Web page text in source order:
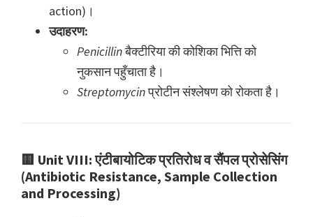
action)।
उदाहरण:
Penicillinबैक्टीरिया की कोशिका भित्ति को
नुकसान पहुँचाता है।
Streptomycinप्रोटीन संश्लेषण को रोकता है।
🟨 Unit VIII: एंटीबायोटिक प्रतिरोध व सैंपल प्रोसेसिंग
(Antibiotic Resistance, Sample Collection
and Processing)